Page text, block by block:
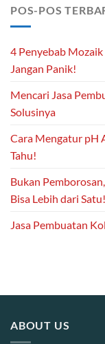
POS-POS
4 Penyebab Mozaik
Jangan Panik!
Mencari Jasa
Solusinya
Cara Mengatur pH
Tahu!
Bukan
Bisa Lebih dari Satu!
Jasa Pembuatan
ABOUT US